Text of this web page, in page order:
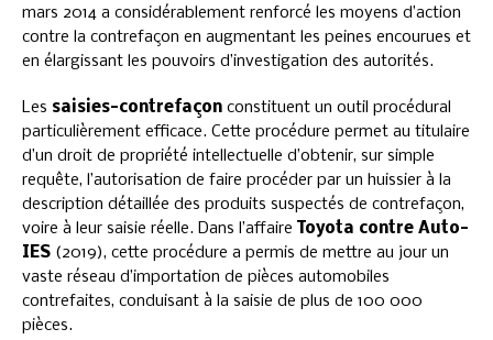
mars 2014 a considérablement renforcé les moyens d’action
contre la contrefaçon en augmentant les peines encourues et
en élargissant les pouvoirs d’investigation des autorités.
Les saisies-contrefaçon constituent un outil procédural
particulièrement efficace. Cette procédure permet au titulaire
d’un droit de propriété intellectuelle d’obtenir, sur simple
requête, l’autorisation de faire procéder par un huissier à la
description détaillée des produits suspectés de contrefaçon,
voire à leur saisie réelle. Dans l’affaire Toyota contre Auto-
IES (2019), cette procédure a permis de mettre au jour un
vaste réseau d’importation de pièces automobiles
contrefaites, conduisant à la saisie de plus de 100 000
pièces.